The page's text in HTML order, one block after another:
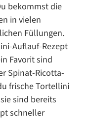
bekommst die
in vielen
Füllungen.
Auflauf-Rezept
Favorit sind
Spinat-Ricotta-
frische Tortellini
sind bereits
schneller